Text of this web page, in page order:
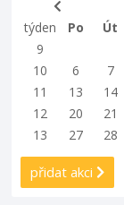
týden
Po Út
9
10
6 7
11
13 14
12
20 21
13
27 28
přidat akci